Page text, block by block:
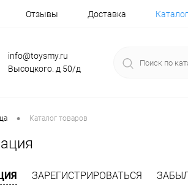
Отзывы Доставка Каталог
info@toysmy.ru
Высоцкого. д 50/д
• Каталог товаров
ЗАРЕГИСТРИРОВАТЬСЯ